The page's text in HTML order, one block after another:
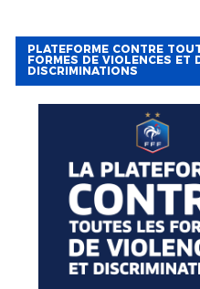
PLATEFORME CONTRE
FORMES DE VIOLENCES ET
DISCRIMINATIONS